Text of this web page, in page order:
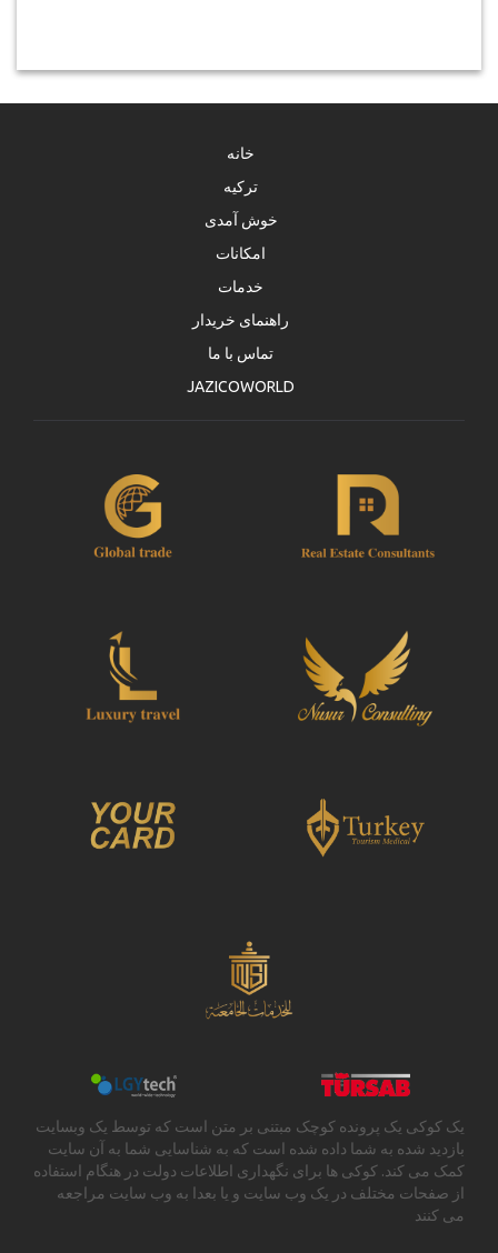
خانه
ترکیه
خوش آمدی
امکانات
خدمات
راهنمای خریدار
تماس با ما
JAZICOWORLD
یک کوکی یک پرونده کوچک مبتنی بر متن است که توسط یک وبسایت
بازدید شده به شما داده شده است که به شناسایی شما به آن سایت
کمک می کند. کوکی ها برای نگهداری اطلاعات دولت در هنگام استفاده
از صفحات مختلف در یک وب سایت و یا بعدا به وب سایت مراجعه
می کنند